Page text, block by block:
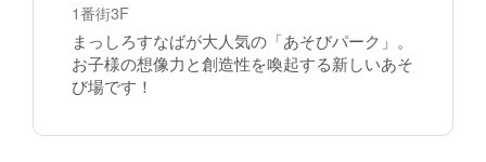
1番街3F
まっしろすなばが大人気の「あそびパーク」。
お子様の想像力と創造性を喚起する新しいあそ
び場です！